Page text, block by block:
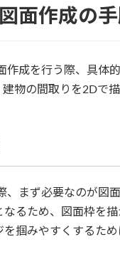
面作成の
作成を行う際、具体
物の間取りを2Dで
、まず必要なのが図
るため、図面枠を
掴みやすくするた